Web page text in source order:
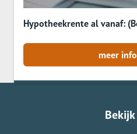
Hypotheekrente al vanaf:
meer